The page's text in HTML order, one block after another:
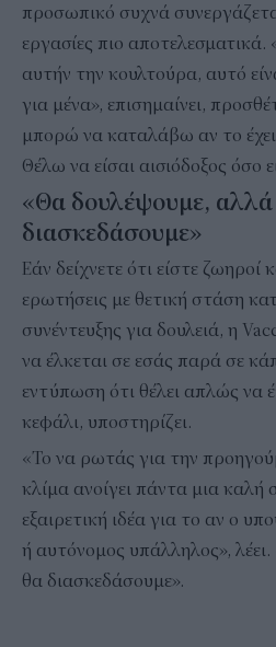
προσωπικό συχνά
εργασίες πιο αποτελεσματικά.
αυτήν την κουλτούρα, αυτό
για μένα», επισημαίνει,
μπορώ να καταλάβω αν το
Θέλω να είσαι αισιόδοξος όσο
«Θα δουλέψουμε,
διασκεδάσουμε»
Εάν δείχνετε ότι είστε ζωηροί
ερωτήσεις με θετική στάση
συνέντευξης για δουλειά, η
να έλκεται σε εσάς παρά σε
εντύπωση ότι θέλει απλώς να
κεφάλι, υποστηρίζει.
«Το να ρωτάς για την
κλίμα ανοίγει πάντα μια καλή
εξαιρετική ιδέα για το αν ο
ή αυτόνομος υπάλληλος»,
θα διασκεδάσουμε».